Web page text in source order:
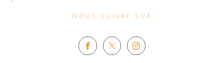
Nous suivre sur